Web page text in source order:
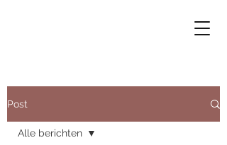
Post
Alle berichten